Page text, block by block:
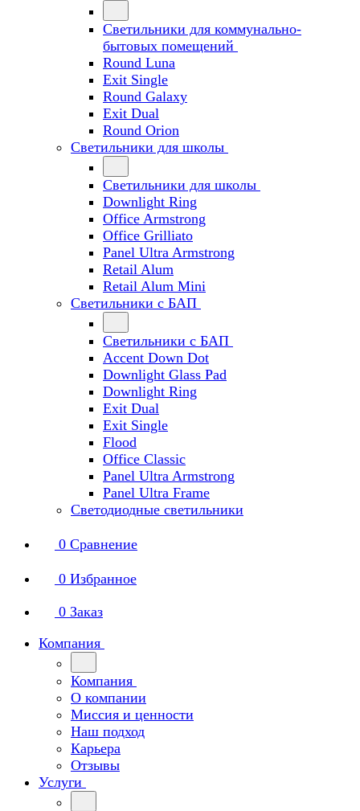
Светильники для коммунально-
бытовых помещений
Round Luna
Exit Single
Round Galaxy
Exit Dual
Round Orion
Светильники для школы
Светильники для школы
Downlight Ring
Office Armstrong
Office Grilliato
Panel Ultra Armstrong
Retail Alum
Retail Alum Mini
Светильники с БАП
Светильники с БАП
Accent Down Dot
Downlight Glass Pad
Downlight Ring
Exit Dual
Exit Single
Flood
Office Classic
Panel Ultra Armstrong
Panel Ultra Frame
Светодиодные светильники
0 Сравнение
0 Избранное
0 Заказ
Компания
Компания
О компании
Миссия и ценности
Наш подход
Карьера
Отзывы
Услуги